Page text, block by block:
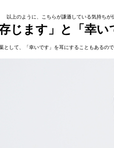
以上のように、こちらが謙遜している気持ちが
じます」と「幸
として、「幸いです」を耳にすることもある